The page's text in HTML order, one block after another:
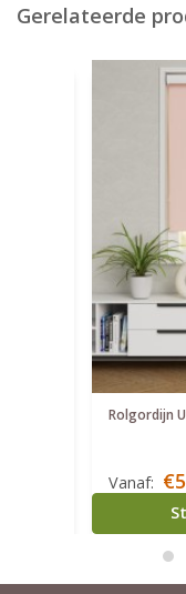
Gerelateerde
Rolgordijn
Vanaf: